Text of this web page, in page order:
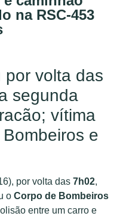
na RSC-453
por volta das
segunda
vítima
e
por volta das 7h02,
o Corpo de Bombeiros
entre um carro e